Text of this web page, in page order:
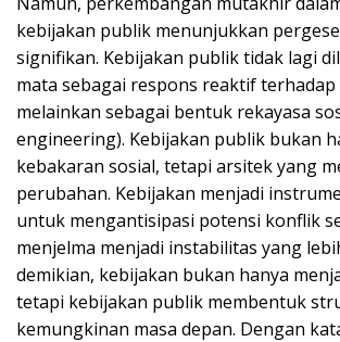
kebijakan publik menunjukkan
signifikan. Kebijakan publik tidak lagi
mata sebagai respons reaktif terhadap
melainkan sebagai bentuk rekayasa
engineering). Kebijakan publik bukan
kebakaran sosial, tetapi arsitek yang
perubahan. Kebijakan menjadi
untuk mengantisipasi potensi konflik
menjelma menjadi instabilitas yang
demikian, kebijakan bukan hanya
tetapi kebijakan publik membentuk
kemungkinan masa depan. Dengan